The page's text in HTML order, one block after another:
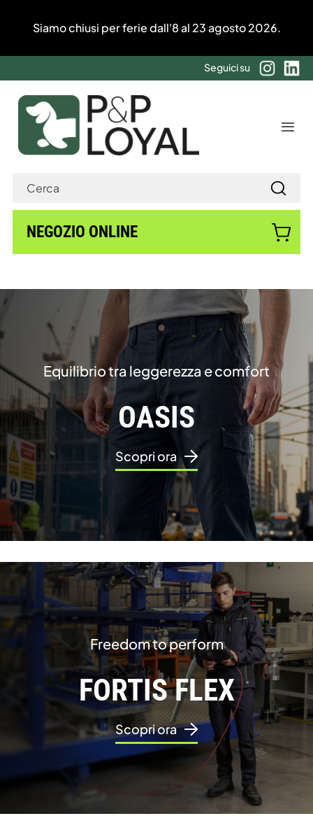
We will be closed for summer holidays from 8 to 23
August 2026.
Seguici su
Chi siamo
Certificazioni
News
Contatti
Cerca
NEGOZIO ONLINE
Equilibrio tra leggerezza e comfort
OASIS
Scopri ora
Freedom to perform
FORTIS FLEX
Scopri ora